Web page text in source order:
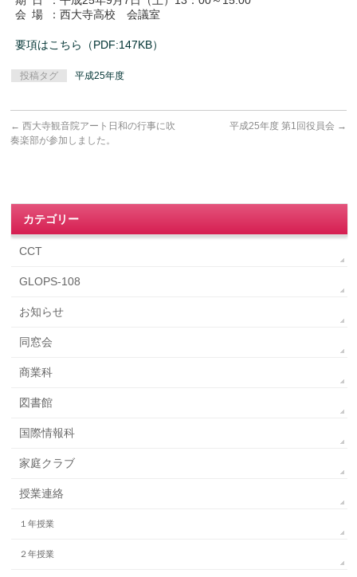
会場
：西大寺高校 会議室
要項はこちら（PDF:147KB）
投稿タグ 平成25年度
← 西大寺観音院アート日和の行事に吹
奏楽部が参加しました。
平成25年度 第1回役員会 →
カテゴリー
CCT
GLOPS-108
お知らせ
同窓会
商業科
図書館
国際情報科
家庭クラブ
授業連絡
１年授業
２年授業